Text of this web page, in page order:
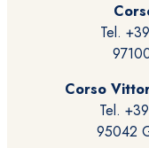
Tel.
Corso
Tel.
95042